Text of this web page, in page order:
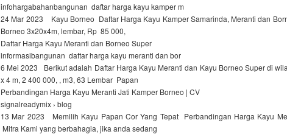
infohargabahanbangunan daftar harga kayu kamper m
24 Mar 2023 Kayu Borneo Daftar Harga Kayu Kamper Samarinda, Meranti dan
Borneo 3x20x4m, lembar, Rp 85 000,
Daftar Harga Kayu Meranti dan Borneo Super
informasibangunan daftar harga kayu meranti dan bor
6 Mei 2023 Berikut adalah Daftar Harga Kayu Meranti dan Kayu Borneo Super di
x 4 m, 2 400 000, , m3, 63 Lembar Papan
Perbandingan Harga Kayu Meranti Jati Kamper Borneo | CV
signalreadymix › blog
13 Mar 2023 Memilih Kayu Papan Cor Yang Tepat Perbandingan Harga Kayu
Mitra Kami yang berbahagia, jika anda sedang